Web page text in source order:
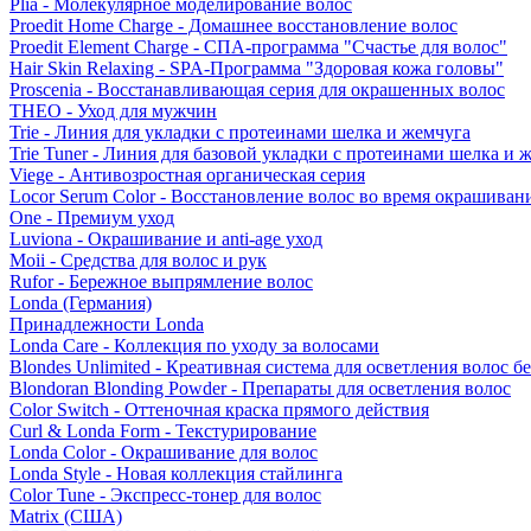
Plia - Молекулярное моделирование волос
Proedit Home Charge - Домашнее восстановление волос
Proedit Element Charge - СПА-программа "Счастье для волос"
Hair Skin Relaxing - SPA-Программа "Здоровая кожа головы"
Proscenia - Восстанавливающая серия для окрашенных волос
THEO - Уход для мужчин
Trie - Линия для укладки с протеинами шелка и жемчуга
Trie Tuner - Линия для базовой укладки с протеинами шелка и
Viege - Антивозростная органическая серия
Locor Serum Color - Восстановление волос во время
One - Премиум уход
Luviona - Окрашивание и anti-age уход
Moii - Средства для волос и рук
Rufor - Бережное выпрямление волос
Londa (Германия)
Принадлежности Londa
Londa Care - Коллекция по уходу за волосами
Blondes Unlimited - Креативная система для осветления волос
Blondoran Blonding Powder - Препараты для осветления волос
Color Switch - Оттеночная краска прямого действия
Curl & Londa Form - Текстурирование
Londa Color - Окрашивание для волос
Londa Style - Новая коллекция стайлинга
Color Tune - Экспресс-тонер для волос
Matrix (США)